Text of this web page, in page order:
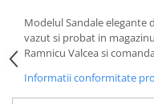
Modelul Sandale elegante
vazut si probat in
Ramnicu Valcea si
Informatii conformitate